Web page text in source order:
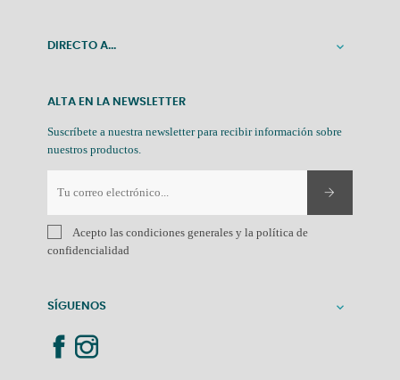
DIRECTO A... 
ALTA EN LA NEWSLETTER
Suscríbete a nuestra newsletter para recibir información sobre
nuestros productos.
Acepto las condiciones generales y la política de
confidencialidad
SÍGUENOS 